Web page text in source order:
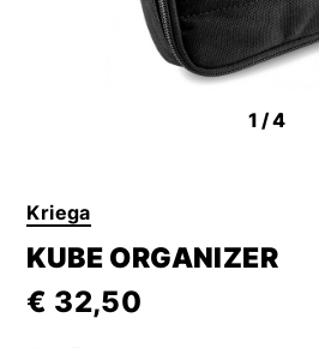
1 /4
Kriega
KUBE ORGANIZER
€ 32,50